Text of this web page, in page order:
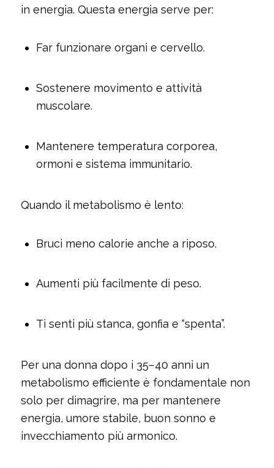
in energia. Questa energia serve per:
Far funzionare organi e cervello.
Sostenere movimento e attività
muscolare.
Mantenere temperatura corporea,
ormoni e sistema immunitario.
Quando il metabolismo è lento:
Bruci meno calorie anche a riposo.
Aumenti più facilmente di peso.
Ti senti più stanca, gonfia e “spenta”.
Per una donna dopo i 35–40 anni un
metabolismo efficiente è fondamentale non
solo per dimagrire, ma per mantenere
energia, umore stabile, buon sonno e
invecchiamento più armonico.